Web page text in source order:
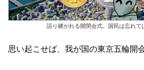
語り継がれる開閉会式。国民は忘れて
思い起こせば、我が国の東京五輪開会